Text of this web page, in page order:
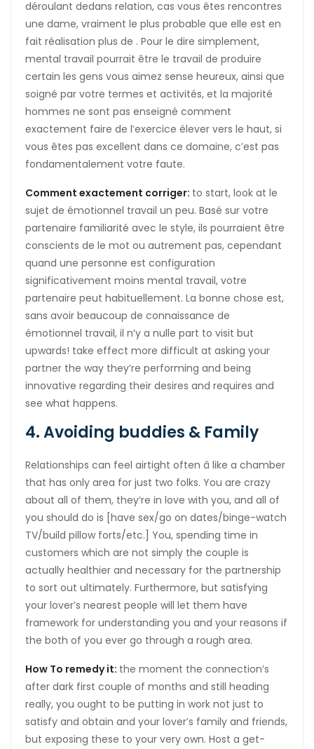
déroulant dedans relation, cas vous êtes rencontres
une dame, vraiment le plus probable que elle est en
fait réalisation plus de . Pour le dire simplement,
mental travail pourrait être le travail de produire
certain les gens vous aimez sense heureux, ainsi que
soigné par votre termes et activités, et la majorité
hommes ne sont pas enseigné comment
exactement faire de l’exercice élever vers le haut, si
vous êtes pas excellent dans ce domaine, c’est pas
fondamentalement votre faute.
Comment exactement corriger: to start, look at le
sujet de émotionnel travail un peu. Basé sur votre
partenaire familiarité avec le style, ils pourraient être
conscients de le mot ou autrement pas, cependant
quand une personne est configuration
significativement moins mental travail, votre
partenaire peut habituellement. La bonne chose est,
sans avoir beaucoup de connaissance de
émotionnel travail, il n’y a nulle part to visit but
upwards! take effect more difficult at asking your
partner the way they’re performing and being
innovative regarding their desires and requires and
see what happens.
4. Avoiding buddies & Family
Relationships can feel airtight often â like a chamber
that has only area for just two folks. You are crazy
about all of them, they’re in love with you, and all of
you should do is [have sex/go on dates/binge-watch
TV/build pillow forts/etc.] You, spending time in
customers which are not simply the couple is
actually healthier and necessary for the partnership
to sort out ultimately. Furthermore, but satisfying
your lover’s nearest people will let them have
framework for understanding you and your reasons if
the both of you ever go through a rough area.
How To remedy it: the moment the connection’s
after dark first couple of months and still heading
really, you ought to be putting in work not just to
satisfy and obtain and your lover’s family and friends,
but exposing these to your very own. Host a get-